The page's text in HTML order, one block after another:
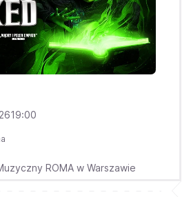
19:00
ROMA w Warszawie